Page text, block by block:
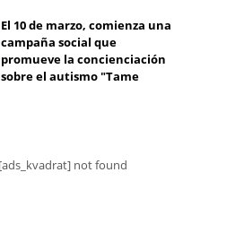
El 10 de marzo, comienza una
campaña social que
promueve la concienciación
sobre el autismo "Tame
not found